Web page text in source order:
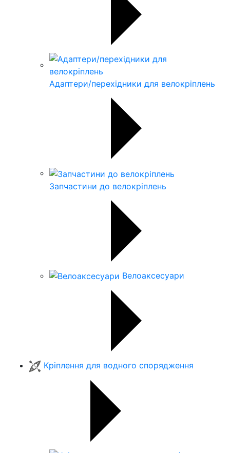
Адаптери/перехідники для велокріплень
Запчастини до велокріплень
Велоаксесуари
Кріплення для водного спорядження